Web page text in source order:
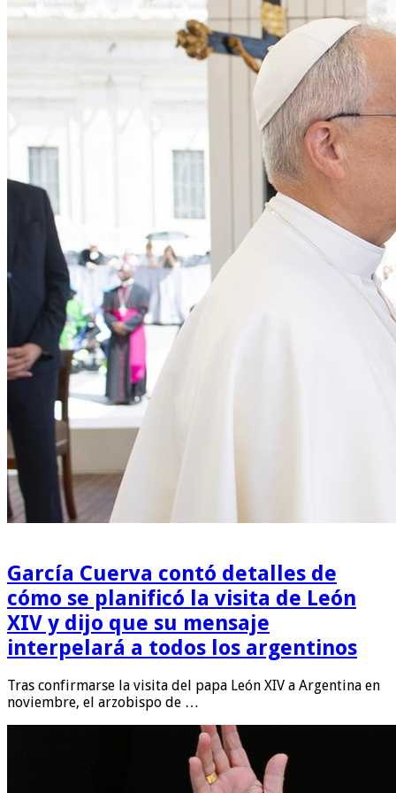
García Cuerva contó detalles de
cómo se planificó la visita de León
XIV y dijo que su mensaje
interpelará a todos los argentinos
Tras confirmarse la visita del papa León XIV a Argentina en
noviembre, el arzobispo de …